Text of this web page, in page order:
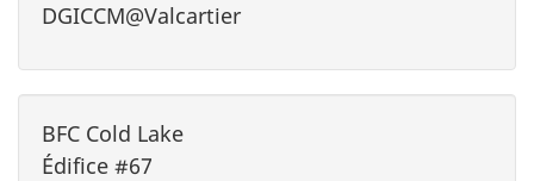
DGICCM@Valcartier
BFC Cold Lake
Édifice #67